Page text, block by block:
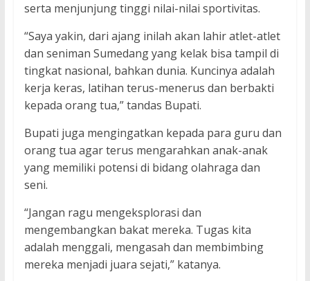
serta menjunjung tinggi nilai-nilai sportivitas.
“Saya yakin, dari ajang inilah akan lahir atlet-atlet
dan seniman Sumedang yang kelak bisa tampil di
tingkat nasional, bahkan dunia. Kuncinya adalah
kerja keras, latihan terus-menerus dan berbakti
kepada orang tua,” tandas Bupati.
Bupati juga mengingatkan kepada para guru dan
orang tua agar terus mengarahkan anak-anak
yang memiliki potensi di bidang olahraga dan
seni.
“Jangan ragu mengeksplorasi dan
mengembangkan bakat mereka. Tugas kita
adalah menggali, mengasah dan membimbing
mereka menjadi juara sejati,” katanya.